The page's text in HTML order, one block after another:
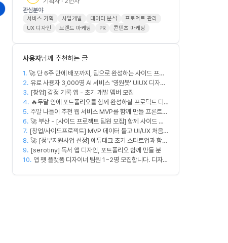
관심분야
서비스 기획 사업개발 데이터 분석
프로덕트 관리
UX 디자인
브랜드 마케팅 PR 콘텐츠 마케팅
사용자님께 추천하는 글
1. 🚀 단 6주 만에 배포까지, 팀으로 완성하는 사이드 프로
젝트 [스위프 웹 15기] 🚀
2. 유료 사용자 3,000명 AI 서비스 '영원봇' UIUX 디자인
팀원 모집
3. [창업] 감정 기록 앱 - 초기 개발 멤버 모집
4. 🔥두달 안에 포트폴리오를 함께 완성하실 프로덕트 디
자이너를 찾습니다!🔥
5. 주말 나들이 추천 웹 서비스 MVP를 함께 만들 프론트엔
드/디자이너 모집합니다
6. 🚀 부산 - [사이드 프로젝트 팀원 모집] 함께 사이드 프
로젝트 진행할 팀원 모집합니다. 🚀
7. [창업/사이드프로젝트] MVP 데이터 들고 UI/UX 처음부
터 다시 짤 'PM 겸 프로덕트 디자이너' 구합니다
8. 🚀 [정부지원사업 선정] 에듀테크 초기 스타트업과 함께
할 디자이너/기획자/마케터 크루 모집합니다!
9. [serotiny] 독서 앱 디자인, 포트폴리오 함께 만들 분
10. 앱 펫 플랫폼 디자이너 팀원 1~2명 모집합니다. 디자인